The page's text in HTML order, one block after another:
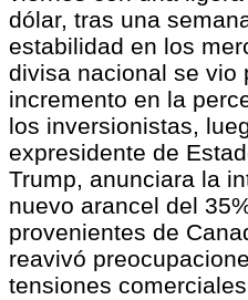
dólar, tras una
estabilidad en los
divisa nacional se vio
incremento en la
los inversionistas,
expresidente de
Trump, anunciara la
nuevo arancel del
provenientes de
reavivó
tensiones